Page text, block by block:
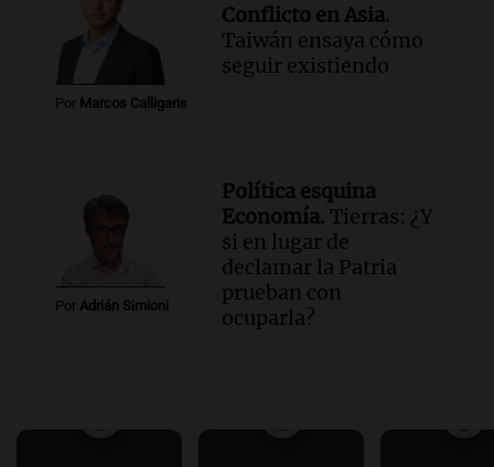
Por Marcos Calligaris
Conflicto en Asia.
Taiwán ensaya cómo
seguir existiendo
Por Adrián Simioni
Política esquina
Economía. Tierras: ¿Y
si en lugar de
declamar la Patria
prueban con
ocuparla?